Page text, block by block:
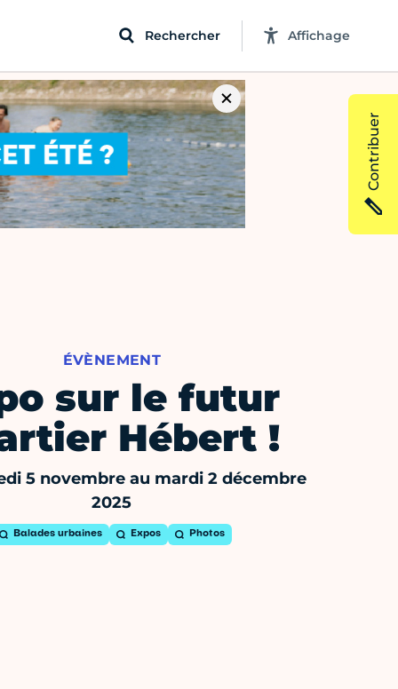
Rechercher Affichage
ÉVÈNEMENT
sur le futur
Hébert !
5 novembre au mardi 2 décembre
2025
Balades urbaines Expos Photos
Contribuer